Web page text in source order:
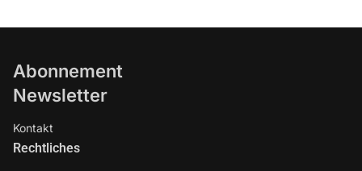
Abonnement
Newsletter
Kontakt
Rechtliches